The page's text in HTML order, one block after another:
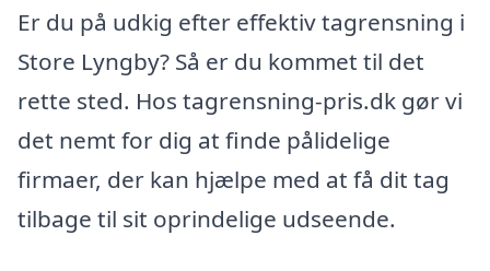
Er du på udkig efter effektiv tagrensning i
Store Lyngby? Så er du kommet til det
rette sted. Hos tagrensning-pris.dk gør vi
det nemt for dig at finde pålidelige
firmaer, der kan hjælpe med at få dit tag
tilbage til sit oprindelige udseende.